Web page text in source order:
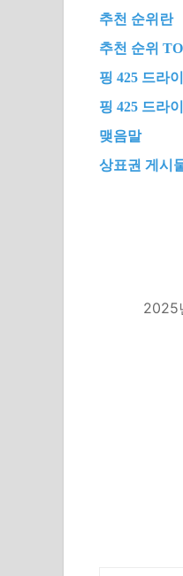
추천 순위란
추천 순위
핑 425 드라
핑 425 드라
맺음말
상표권 게시
2025